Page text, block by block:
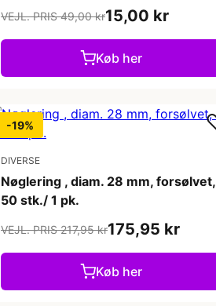
VEJL. PRIS 49,00 kr15,00 kr
Køb her
-19%
DIVERSE
Nøglering , diam. 28 mm, forsølvet,
50 stk./ 1 pk.
VEJL. PRIS 217,95 kr175,95 kr
Køb her